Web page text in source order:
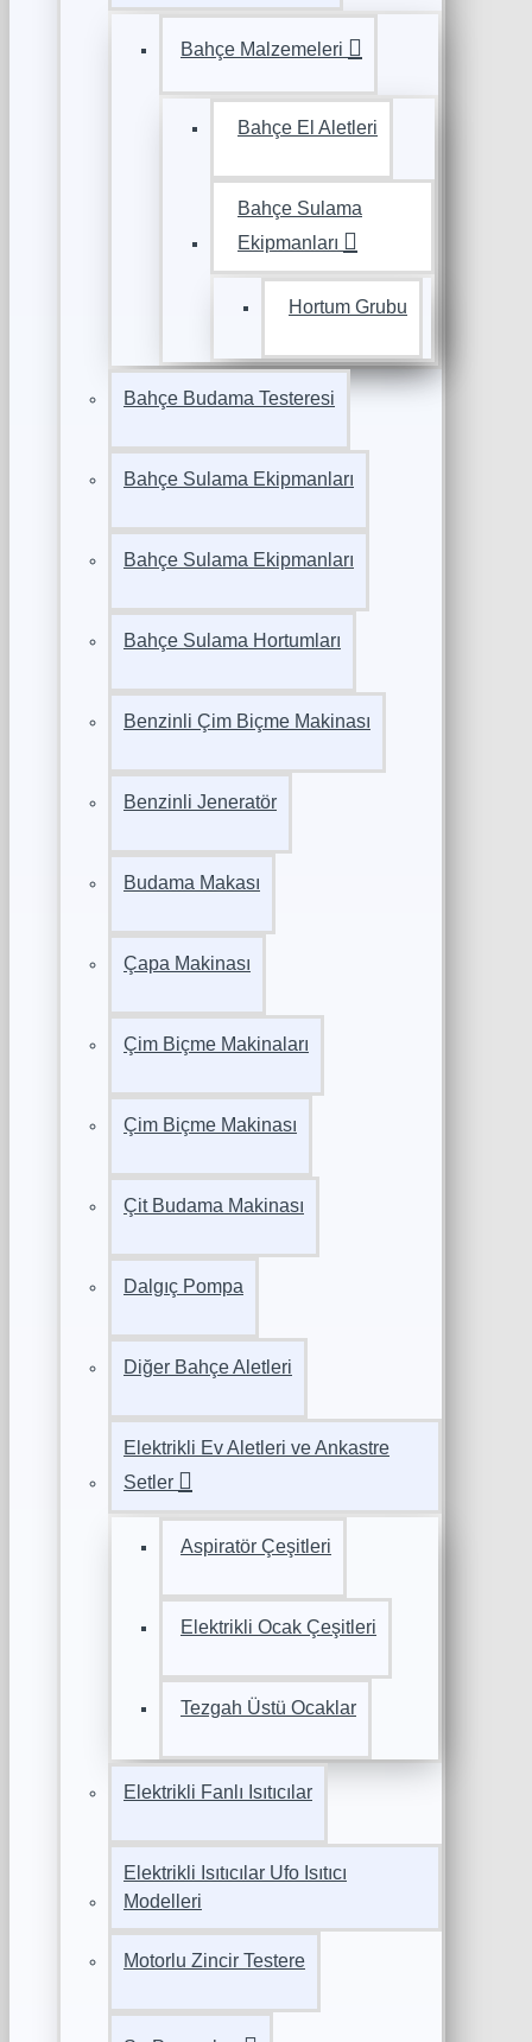
Bahçe Malzemeleri
Bahçe El Aletleri
Bahçe Sulama
Ekipmanları
Hortum Grubu
Bahçe Budama Testeresi
Bahçe Sulama Ekipmanları
Bahçe Sulama Ekipmanları
Bahçe Sulama Hortumları
Benzinli Çim Biçme Makinası
Benzinli Jeneratör
Budama Makası
Çapa Makinası
Çim Biçme Makinaları
Çim Biçme Makinası
Çit Budama Makinası
Dalgıç Pompa
Diğer Bahçe Aletleri
Elektrikli Ev Aletleri ve Ankastre
Setler
Aspiratör Çeşitleri
Elektrikli Ocak Çeşitleri
Tezgah Üstü Ocaklar
Elektrikli Fanlı Isıtıcılar
Elektrikli Isıtıcılar Ufo Isıtıcı
Modelleri
Motorlu Zincir Testere